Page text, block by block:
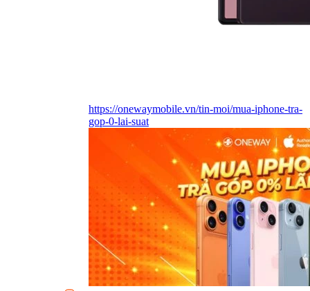
https://onewaymobile.vn/tin-moi/mua-iphone-tra-
gop-0-lai-suat